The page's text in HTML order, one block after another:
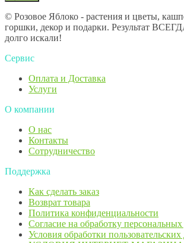
© Розовое Яблоко - растения и цветы,
горшки, декор и подарки. Результат
долго искали!
Сервис
Оплата и Доставка
Услуги
О компании
О нас
Контакты
Сотрудничество
Поддержка
Как сделать заказ
Возврат товара
Политика конфиденциальности
Согласие ​на обработку
Условия обработки